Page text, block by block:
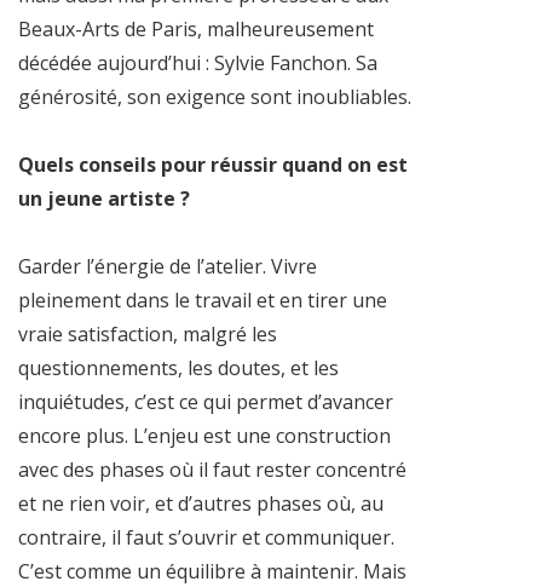
Beaux-Arts de Paris, malheureusement
décédée aujourd’hui : Sylvie Fanchon. Sa
générosité, son exigence sont inoubliables.
Quels conseils pour réussir quand on est
un jeune artiste ?
Garder l’énergie de l’atelier. Vivre
pleinement dans le travail et en tirer une
vraie satisfaction, malgré les
questionnements, les doutes, et les
inquiétudes, c’est ce qui permet d’avancer
encore plus. L’enjeu est une construction
avec des phases où il faut rester concentré
et ne rien voir, et d’autres phases où, au
contraire, il faut s’ouvrir et communiquer.
C’est comme un équilibre à maintenir. Mais